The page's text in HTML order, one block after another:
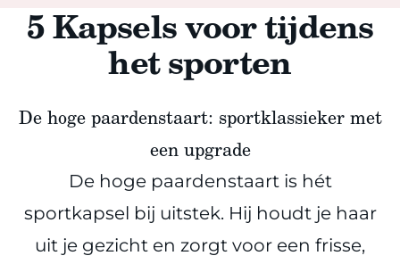
5 Kapsels voor tijdens
het sporten
De hoge paardenstaart: sportklassieker met
een upgrade
De hoge paardenstaart is hét
sportkapsel bij uitstek. Hij houdt je haar
uit je gezicht en zorgt voor een frisse,